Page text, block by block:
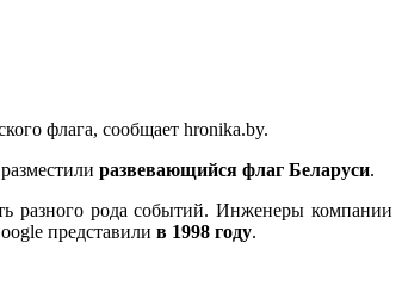
флага, сообщает hronika.by.
развевающийся флаг Беларуси.
разного рода событий. Инженеры компании
представили в 1998 году.